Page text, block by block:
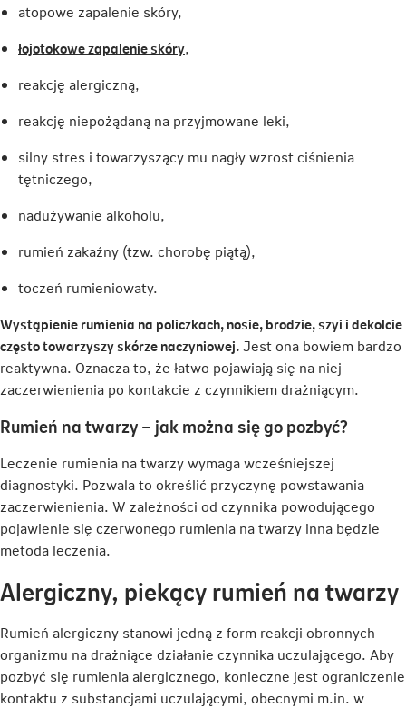
atopowe zapalenie skóry,
łojotokowe zapalenie skóryLink
nowej
karcie
,
reakcję alergiczną,
reakcję niepożądaną na przyjmowane leki,
silny stres i towarzyszący mu nagły wzrost ciśnienia
tętniczego,
nadużywanie alkoholu,
rumień zakaźny (tzw. chorobę piątą),
toczeń rumieniowaty.
Wystąpienie rumienia na policzkach, nosie, brodzie, szyi i dekolcie
często towarzyszy skórze naczyniowej.Jest ona bowiem bardzo
reaktywna. Oznacza to, że łatwo pojawiają się na niej
zaczerwienienia po kontakcie z czynnikiem drażniącym.
Rumień na twarzy – jak można się go pozbyć?
Leczenie rumienia na twarzy wymaga wcześniejszej
diagnostyki. Pozwala to określić przyczynę powstawania
zaczerwienienia. W zależności od czynnika powodującego
pojawienie się czerwonego rumienia na twarzy inna będzie
metoda leczenia.
Alergiczny, piekący rumień na twarzy
Rumień alergiczny stanowi jedną z form reakcji obronnych
organizmu na drażniące działanie czynnika uczulającego. Aby
pozbyć się rumienia alergicznego, konieczne jest ograniczenie
kontaktu z substancjami uczulającymi, obecnymi m.in. w